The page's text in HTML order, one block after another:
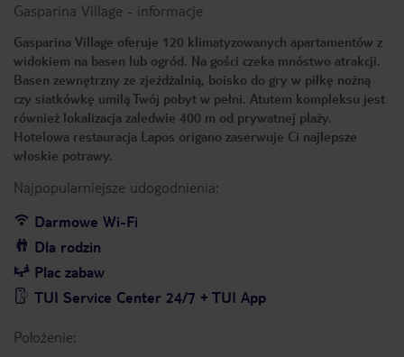
Gasparina Village - informacje
Gasparina Village oferuje 120 klimatyzowanych apartamentów z
widokiem na basen lub ogród. Na gości czeka mnóstwo atrakcji.
Basen zewnętrzny ze zjeżdżalnią, boisko do gry w piłkę nożną
czy siatkówkę umilą Twój pobyt w pełni. Atutem kompleksu jest
również lokalizacja zaledwie 400 m od prywatnej plaży.
Hotelowa restauracja Lapos origano zaserwuje Ci najlepsze
włoskie potrawy.
Najpopularniejsze udogodnienia:
Darmowe Wi-Fi
Dla rodzin
Plac zabaw
TUI Service Center 24/7 + TUI App
Położenie: